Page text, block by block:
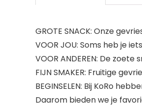
GROTE SNACK: Onze
VOOR JOU: Soms heb je
VOOR ANDEREN: De
FIJN SMAKER: Fruitige
BEGINSELEN: Bij KoRo
Daarom bieden we je